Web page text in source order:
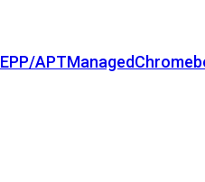
EPP/APTManaged